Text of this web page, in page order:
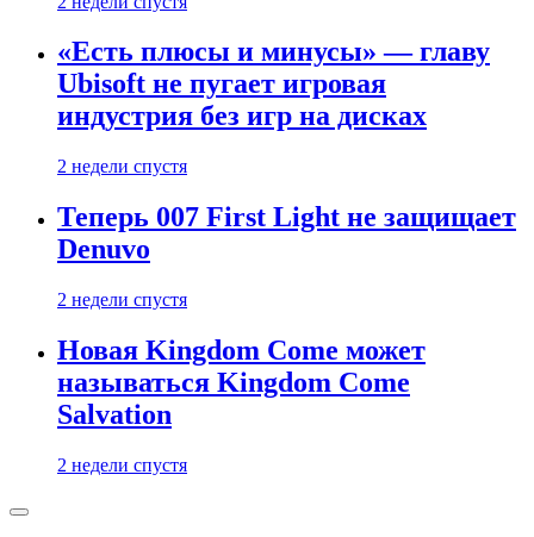
«Есть плюсы и минусы» — главу
Ubisoft не пугает игровая
индустрия без игр на дисках
2 недели спустя
Теперь 007 First Light не защищает
Denuvo
2 недели спустя
Новая Kingdom Come может
называться Kingdom Come
Salvation
2 недели спустя